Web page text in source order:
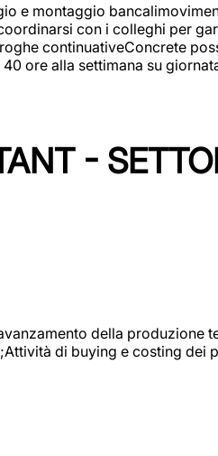
e montaggio
con i colleghi per
continuativeConcrete
ore alla settimana su
-
della
di buying e costing